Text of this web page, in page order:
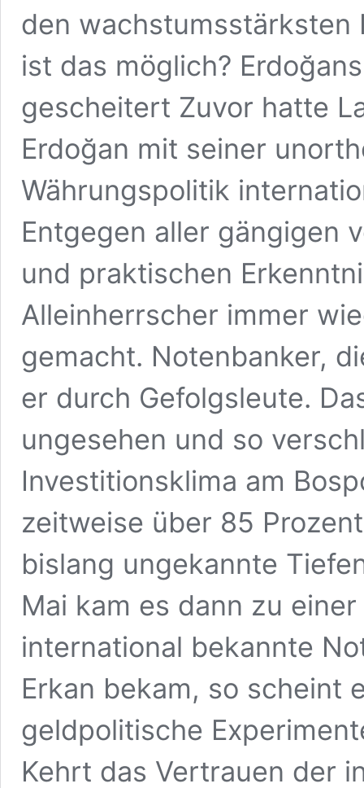
den wachstumsstärksten
ist das möglich?
gescheitert Zuvor hatte
Erdoğan mit seiner
Währungspolitik
Entgegen aller gängigen
und praktischen
Alleinherrscher immer
gemacht. Notenbanker,
er durch Gefolgsleute.
ungesehen und so
Investitionsklima am
zeitweise über 85
bislang ungekannte
Mai kam es dann zu
international bekannte
Erkan bekam, so scheint
geldpolitische
Kehrt das Vertrauen der